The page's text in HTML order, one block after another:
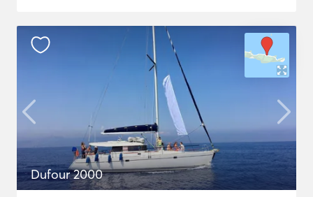
Dufour 2000